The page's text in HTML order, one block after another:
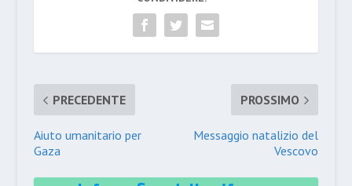
PRECEDENTE
Aiuto umanitario per
Gaza
PROSSIMO
Messaggio natalizio del
Vescovo